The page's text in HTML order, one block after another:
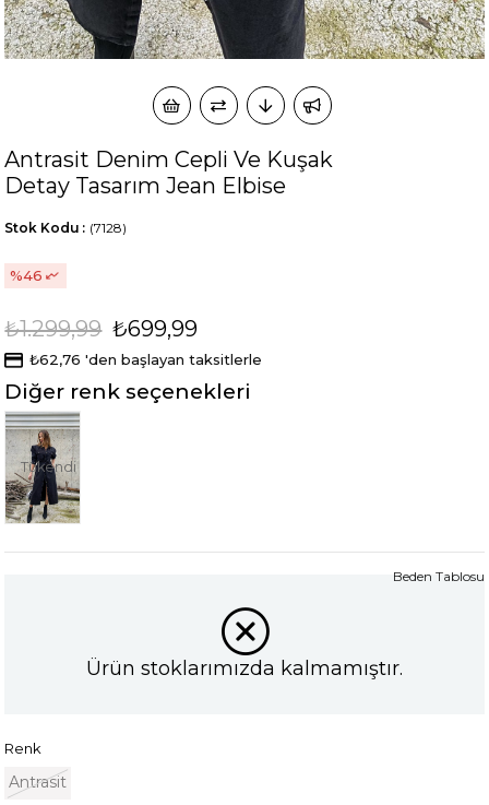
Antrasit Denim Cepli Ve Kuşak
Detay Tasarım Jean Elbise
(7128)
Stok Kodu
46
₺1.299,99 ₺699,99
₺62,76 'den başlayan taksitlerle
Diğer renk seçenekleri
Tükendi
Ürün stoklarımızda kalmamıştır.
Renk
Antrasit
Beden Tablosu